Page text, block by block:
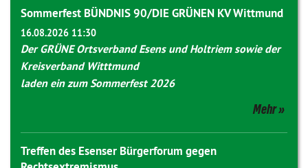
Sommerfest BÜNDNIS 90/DIE GRÜNEN KV Wittmund
16.08.2026 11:30
Der GRÜNE Ortsverband Esens und Holtriem sowie der
Kreisverband Witttmund
laden ein zum Sommerfest 2026
Mehr
Treffen des Esenser Bürgerforum gegen